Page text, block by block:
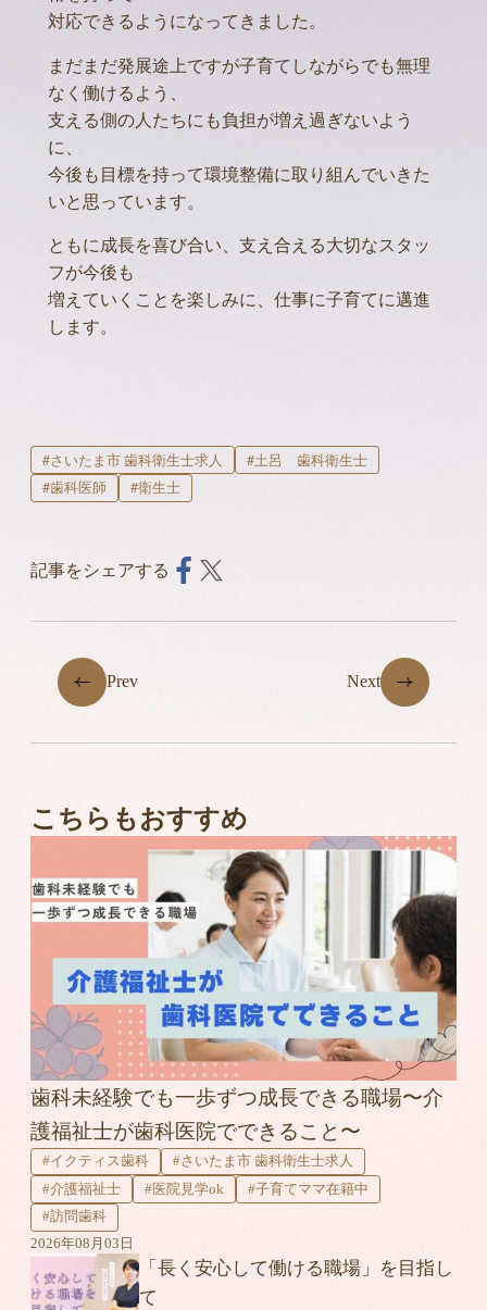
対応できるようになってきました。
まだまだ発展途上ですが子育てしながらでも無理
なく働けるよう、
支える側の人たちにも負担が増え過ぎないよう
に、
今後も目標を持って環境整備に取り組んでいきた
いと思っています。
ともに成長を喜び合い、支え合える大切なスタッ
フが今後も
増えていくことを楽しみに、仕事に子育てに邁進
します。
#さいたま市 歯科衛生士求人
#土呂 歯科衛生士
#歯科医師
#衛生士
記事をシェアする
Prev Next
こちらもおすすめ
歯科未経験でも一歩ずつ成長できる職場〜介
護福祉士が歯科医院でできること〜
#イクティス歯科
#さいたま市 歯科衛生士求人
#介護福祉士
#医院見学ok
#子育てママ在籍中
#訪問歯科
2026年08月03日
「長く安心して働ける職場」を目指し
て